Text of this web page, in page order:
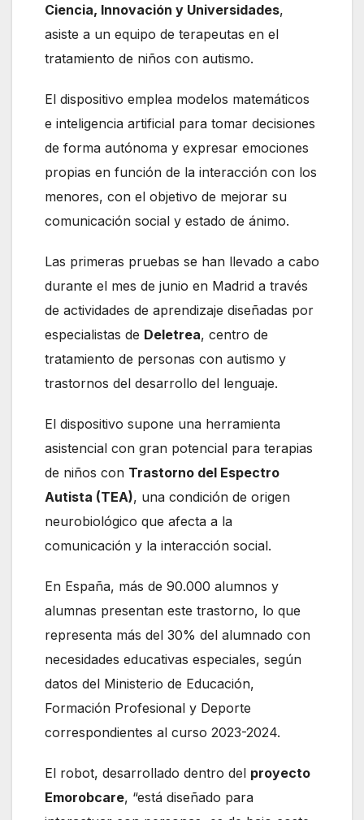
Ciencia, Innovación y Universidades,
asiste a un equipo de terapeutas en el
tratamiento de niños con autismo.
El dispositivo emplea modelos matemáticos
e inteligencia artificial para tomar decisiones
de forma autónoma y expresar emociones
propias en función de la interacción con los
menores, con el objetivo de mejorar su
comunicación social y estado de ánimo.
Las primeras pruebas se han llevado a cabo
durante el mes de junio en Madrid a través
de actividades de aprendizaje diseñadas por
especialistas de Deletrea, centro de
tratamiento de personas con autismo y
trastornos del desarrollo del lenguaje.
El dispositivo supone una herramienta
asistencial con gran potencial para terapias
de niños con Trastorno del Espectro
Autista (TEA), una condición de origen
neurobiológico que afecta a la
comunicación y la interacción social.
En España, más de 90.000 alumnos y
alumnas presentan este trastorno, lo que
representa más del 30% del alumnado con
necesidades educativas especiales, según
datos del Ministerio de Educación,
Formación Profesional y Deporte
correspondientes al curso 2023-2024.
El robot, desarrollado dentro del proyecto
Emorobcare, “está diseñado para